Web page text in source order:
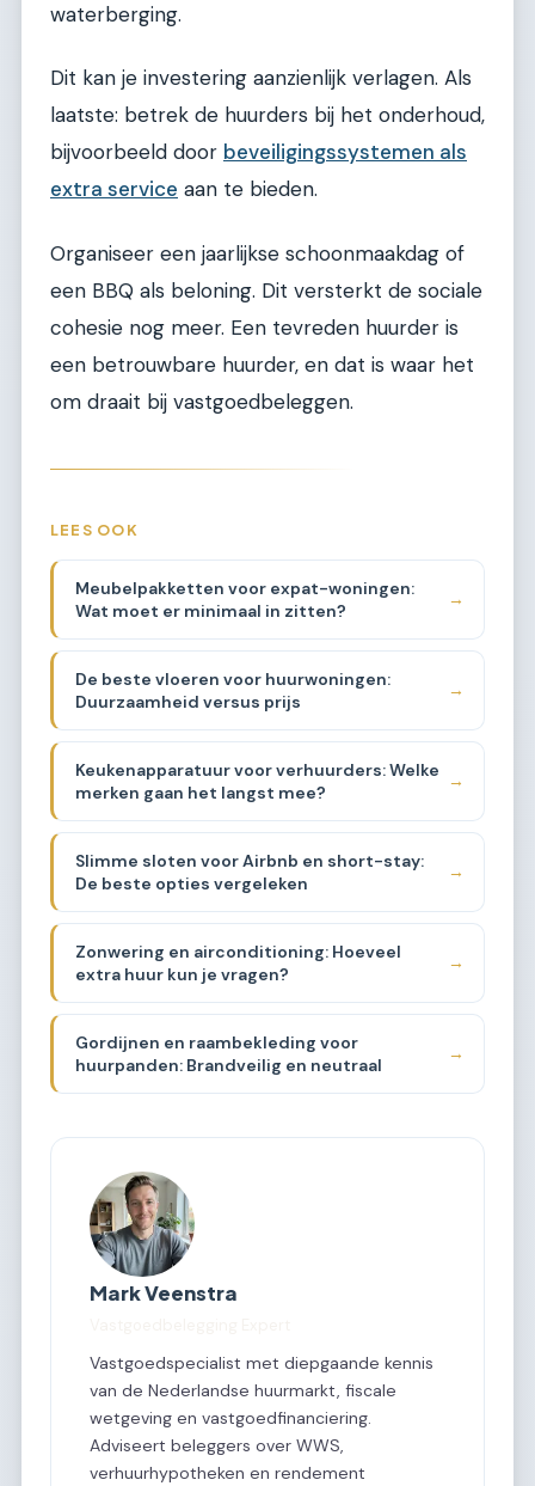
waterberging.
Dit kan je investering aanzienlijk verlagen. Als
laatste: betrek de huurders bij het onderhoud,
bijvoorbeeld door beveiligingssystemen als
extra service aan te bieden.
Organiseer een jaarlijkse schoonmaakdag of
een BBQ als beloning. Dit versterkt de sociale
cohesie nog meer. Een tevreden huurder is
een betrouwbare huurder, en dat is waar het
om draait bij vastgoedbeleggen.
LEES OOK
Meubelpakketten voor expat-woningen:
Wat moet er minimaal in zitten?
→
De beste vloeren voor huurwoningen:
Duurzaamheid versus prijs
→
Keukenapparatuur voor verhuurders: Welke
merken gaan het langst mee?
→
Slimme sloten voor Airbnb en short-stay:
De beste opties vergeleken
→
Zonwering en airconditioning: Hoeveel
extra huur kun je vragen?
→
Gordijnen en raambekleding voor
huurpanden: Brandveilig en neutraal
→
Mark Veenstra
Vastgoedspecialist met diepgaande kennis
van de Nederlandse huurmarkt, fiscale
wetgeving en vastgoedfinanciering.
Adviseert beleggers over WWS,
verhuurhypotheken en rendement